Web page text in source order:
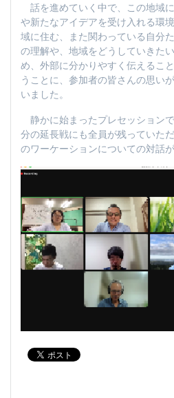
話を進めていく中で、この地域
や新たなアイデアを受け入れる環
域に住む、また関わっている自分
の理解や、地域をどうしていきた
め、外部に分かりやすく伝えるこ
うことに、参加者の皆さんの思い
いました。
静かに始まったプレセッション
分の延長戦にも全員が残っていた
のワーケーションについての対話